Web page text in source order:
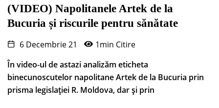
(VIDEO) Napolitanele Artek de la
Bucuria și riscurile pentru sănătate
6 Decembrie 21
1min Citire
În video-ul de astazi analizăm eticheta
binecunoscutelor napolitane Artek de la Bucuria prin
prisma legislației R. Moldova, dar și prin